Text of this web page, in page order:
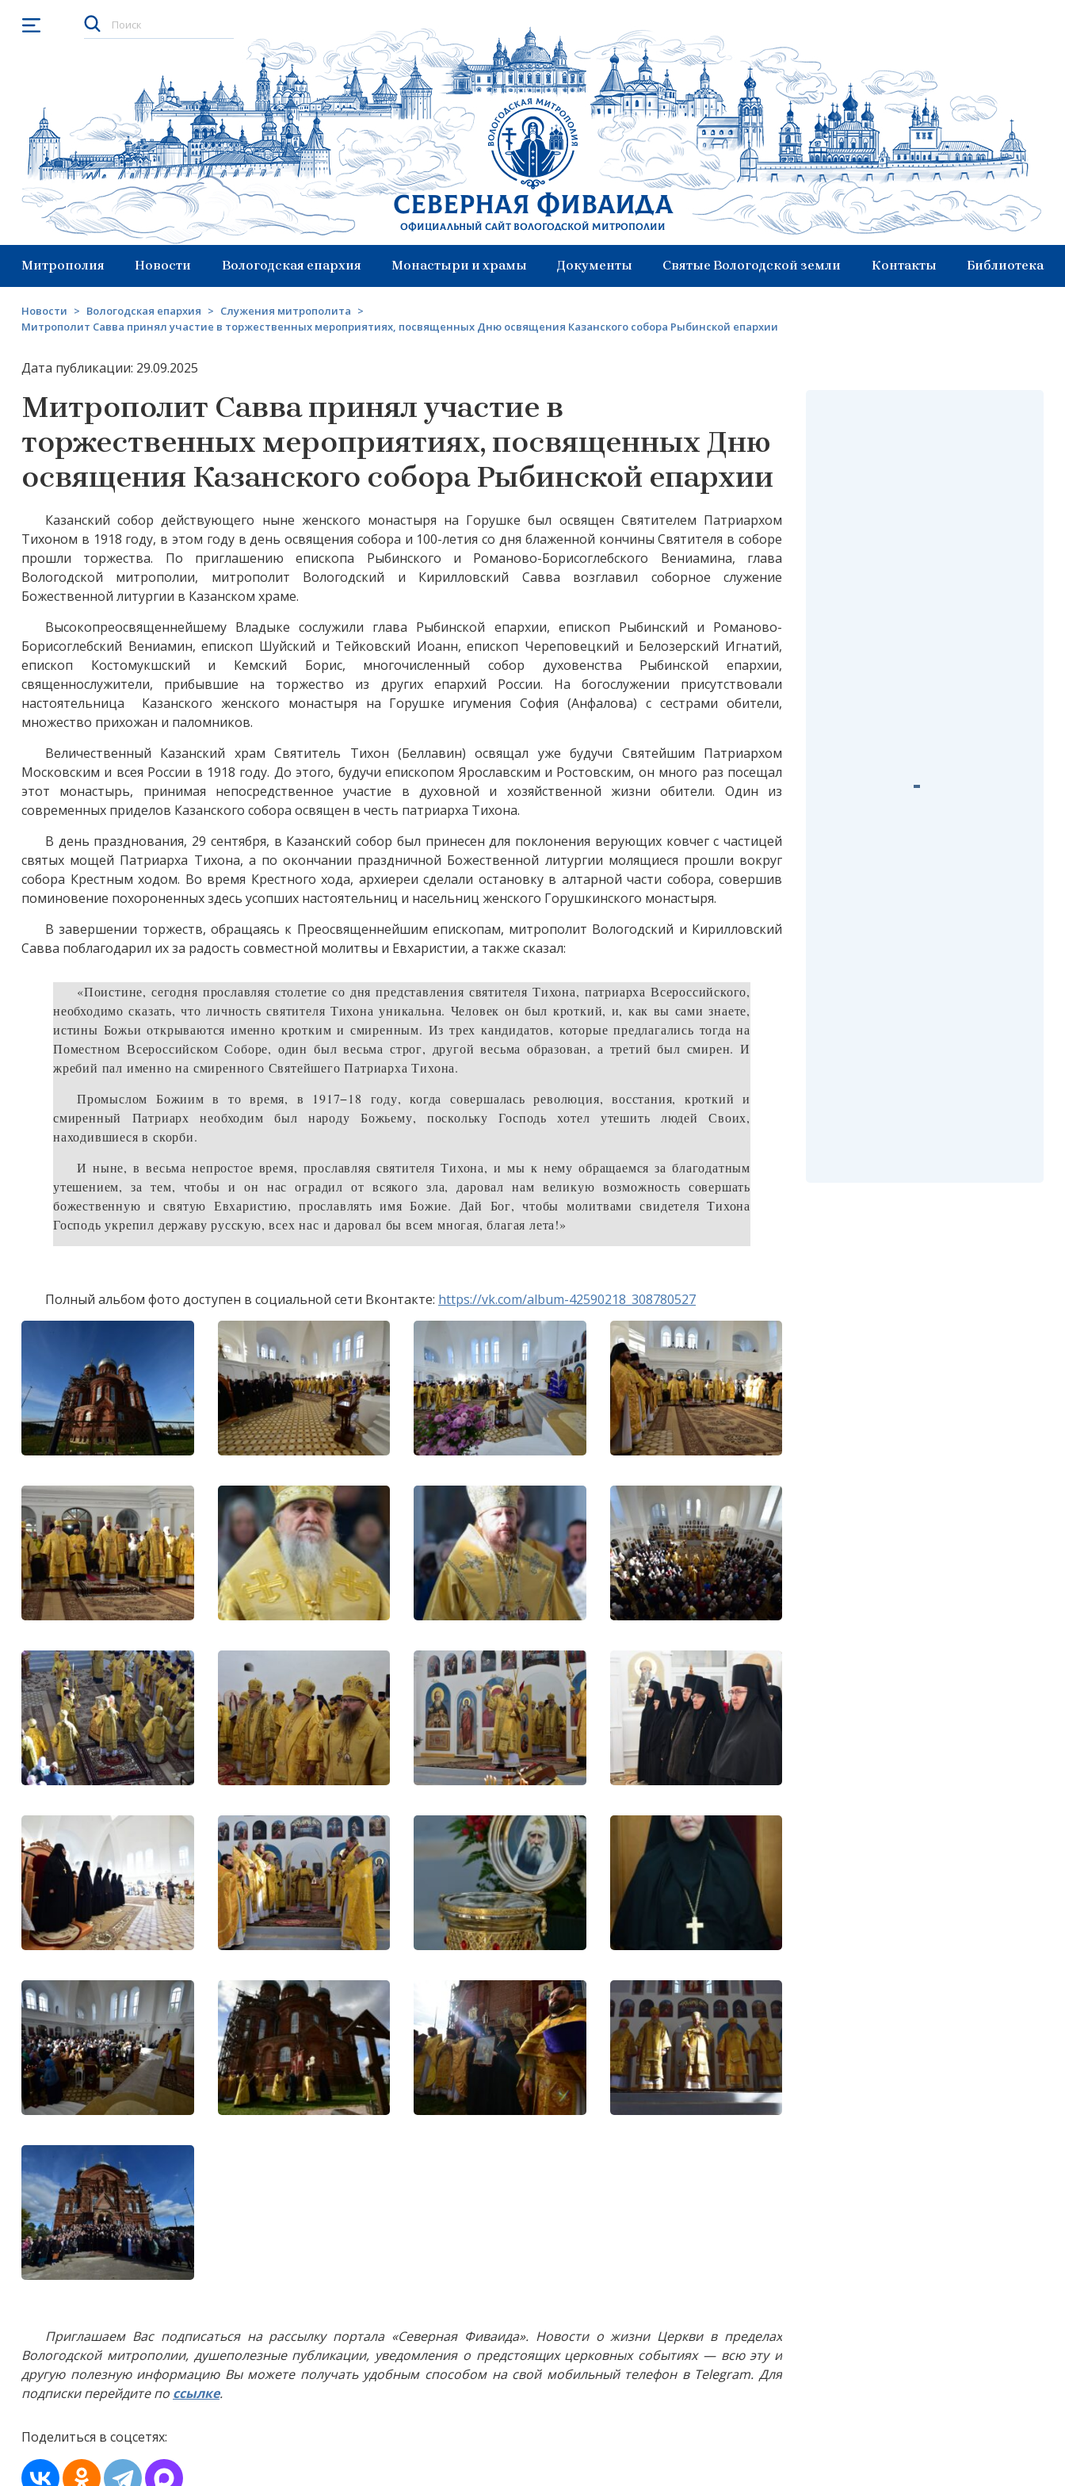
Открыть меню
Северная Фиваида
Официальный сайт Вологодской митрополии
Митрополия Новости Вологодская епархия Монастыри и храмы Документы Святые Вологодской земли Контакты Библиотека
Новости > Вологодская епархия > Служения митрополита >
Митрополит Савва принял участие в торжественных мероприятиях, посвященных Дню освящения Казанского собора Рыбинской епархии
Дата публикации: 29.09.2025
Митрополит Савва принял участие в
торжественных мероприятиях, посвященных Дню
освящения Казанского собора Рыбинской епархии
Казанский собор действующего ныне женского монастыря на Горушке был освящен Святителем Патриархом
Тихоном в 1918 году, в этом году в день освящения собора и 100-летия со дня блаженной кончины Святителя в соборе
прошли торжества. По приглашению епископа Рыбинского и Романово-Борисоглебского Вениамина, глава
Вологодской митрополии, митрополит Вологодский и Кирилловский Савва возглавил соборное служение
Божественной литургии в Казанском храме.
Высокопреосвященнейшему Владыке сослужили глава Рыбинской епархии, епископ Рыбинский и Романово-
Борисоглебский Вениамин, епископ Шуйский и Тейковский Иоанн, епископ Череповецкий и Белозерский Игнатий,
епископ Костомукшский и Кемский Борис, многочисленный собор духовенства Рыбинской епархии,
священнослужители, прибывшие на торжество из других епархий России. На богослужении присутствовали
настоятельница Казанского женского монастыря на Горушке игумения София (Анфалова) с сестрами обители,
множество прихожан и паломников.
Величественный Казанский храм Святитель Тихон (Беллавин) освящал уже будучи Святейшим Патриархом
Московским и всея России в 1918 году. До этого, будучи епископом Ярославским и Ростовским, он много раз посещал
этот монастырь, принимая непосредственное участие в духовной и хозяйственной жизни обители. Один из
современных приделов Казанского собора освящен в честь патриарха Тихона.
В день празднования, 29 сентября, в Казанский собор был принесен для поклонения верующих ковчег с частицей
святых мощей Патриарха Тихона, а по окончании праздничной Божественной литургии молящиеся прошли вокруг
собора Крестным ходом. Во время Крестного хода, архиереи сделали остановку в алтарной части собора, совершив
поминовение похороненных здесь усопших настоятельниц и насельниц женского Горушкинского монастыря.
В завершении торжеств, обращаясь к Преосвященнейшим епископам, митрополит Вологодский и Кирилловский
Савва поблагодарил их за радость совместной молитвы и Евхаристии, а также сказал:
«Поистине, сегодня прославляя столетие со дня представления святителя Тихона, патриарха Всероссийского,
необходимо сказать, что личность святителя Тихона уникальна. Человек он был кроткий, и, как вы сами знаете,
истины Божьи открываются именно кротким и смиренным. Из трех кандидатов, которые предлагались тогда на
Поместном Всероссийском Соборе, один был весьма строг, другой весьма образован, а третий был смирен. И
жребий пал именно на смиренного Святейшего Патриарха Тихона.
Промыслом Божиим в то время, в 1917−18 году, когда совершалась революция, восстания, кроткий и
смиренный Патриарх необходим был народу Божьему, поскольку Господь хотел утешить людей Своих,
находившиеся в скорби.
И ныне, в весьма непростое время, прославляя святителя Тихона, и мы к нему обращаемся за благодатным
утешением, за тем, чтобы и он нас оградил от всякого зла, даровал нам великую возможность совершать
божественную и святую Евхаристию, прославлять имя Божие. Дай Бог, чтобы молитвами свидетеля Тихона
Господь укрепил державу русскую, всех нас и даровал бы всем многая, благая лета!»
Полный альбом фото доступен в социальной сети Вконтакте: https://vk.com/album-42590218_308780527
Приглашаем Вас подписаться на рассылку портала «Северная Фиваида». Новости о жизни Церкви в пределах
Вологодской митрополии, душеполезные публикации, уведомления о предстоящих церковных событиях — всю эту и
другую полезную информацию Вы можете получать удобным способом на свой мобильный телефон в Telegram. Для
подписки перейдите по ссылке.
Поделиться в соцсетях: